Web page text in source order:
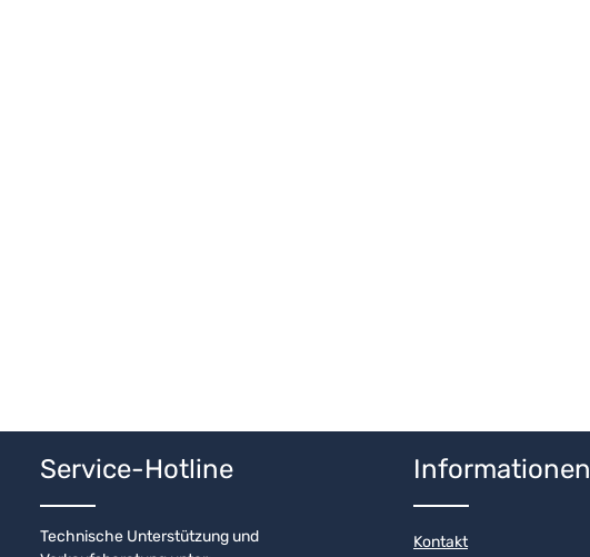
Service-Hotline
Technische Unterstützung und
Informationen
Kontakt